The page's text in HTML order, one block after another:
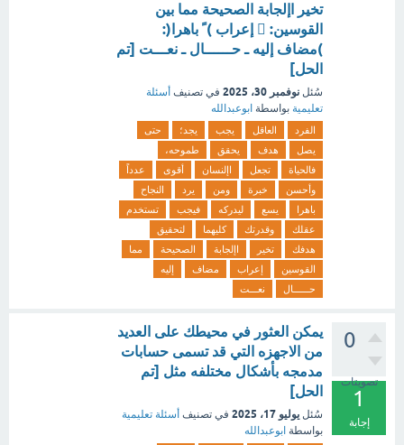
تخير اإلجابة الصحيحة مما بين
القوسين:  إعراب ) ً باهرا(:
)مضاف إليه ـ حــــــال ـ نعـــت [تم
الحل]
سُئل نوفمبر 30، 2025 في تصنيف أسئلة
تعليمية بواسطة ابوعبدالله
الفرد العاقل يجب يجد؛
حتى
يصل
هدف يحقق
طموحه،
فالحياة
تجعل اإلنسان أقوى
عدداً
وأحسن
خبرة ومن يرد
النجاح
باهرا
يسع ليدركه فيجب
تستخدم
عقلك
وقدرتك كليهما
لتحقيق
هدفك
تخير اإلجابة الصحيحة
مما
القوسين
إعراب مضاف
إليه
حــــــال
نعـــت
0
تصويتات
1
إجابة
يمكن العثور في محيطك على العديد
من الاجهزه التي قد تسمى حسابات
مدمجه بأشكال مختلفه مثل [تم
الحل]
سُئل يوليو 17، 2025 في تصنيف أسئلة تعليمية
بواسطة ابوعبدالله